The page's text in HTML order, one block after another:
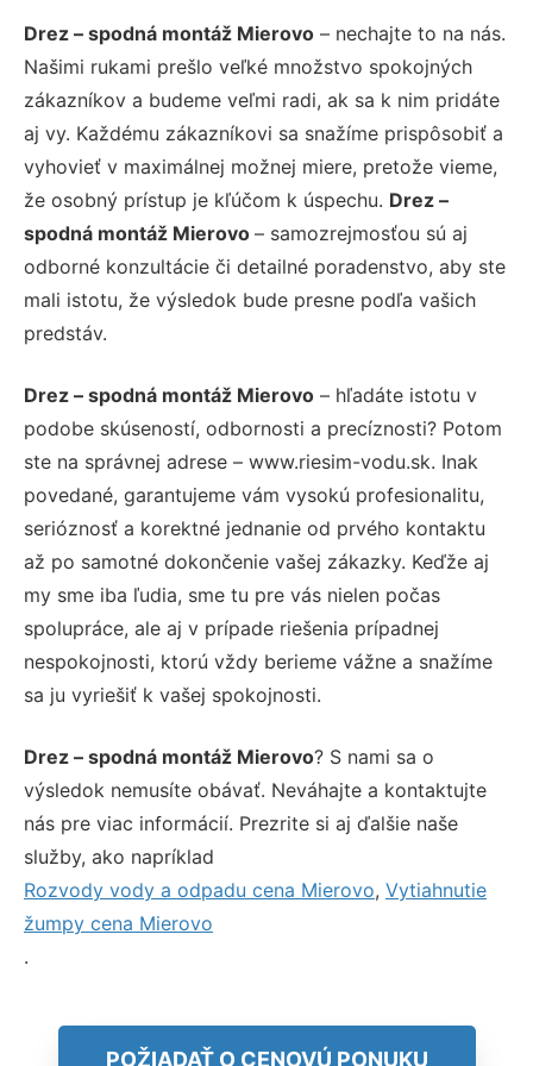
Drez – spodná montáž Mierovo – nechajte to na nás.
Našimi rukami prešlo veľké množstvo spokojných
zákazníkov a budeme veľmi radi, ak sa k nim pridáte
aj vy. Každému zákazníkovi sa snažíme prispôsobiť a
vyhovieť v maximálnej možnej miere, pretože vieme,
že osobný prístup je kľúčom k úspechu. Drez –
spodná montáž Mierovo – samozrejmosťou sú aj
odborné konzultácie či detailné poradenstvo, aby ste
mali istotu, že výsledok bude presne podľa vašich
predstáv.
Drez – spodná montáž Mierovo – hľadáte istotu v
podobe skúseností, odbornosti a precíznosti? Potom
ste na správnej adrese – www.riesim-vodu.sk. Inak
povedané, garantujeme vám vysokú profesionalitu,
serióznosť a korektné jednanie od prvého kontaktu
až po samotné dokončenie vašej zákazky. Keďže aj
my sme iba ľudia, sme tu pre vás nielen počas
spolupráce, ale aj v prípade riešenia prípadnej
nespokojnosti, ktorú vždy berieme vážne a snažíme
sa ju vyriešiť k vašej spokojnosti.
Drez – spodná montáž Mierovo? S nami sa o
výsledok nemusíte obávať. Neváhajte a kontaktujte
nás pre viac informácií. Prezrite si aj ďalšie naše
služby, ako napríklad
Rozvody vody a odpadu cena Mierovo, Vytiahnutie
žumpy cena Mierovo
.
POŽIADAŤ O CENOVÚ PONUKU